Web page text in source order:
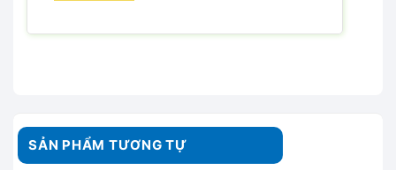
SẢN PHẨM TƯƠNG TỰ